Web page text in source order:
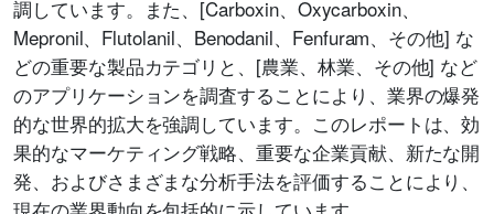
調しています。また、[Carboxin、Oxycarboxin、
Mepronil、Flutolanil、Benodanil、Fenfuram、その他] な
どの重要な製品カテゴリと、[農業、林業、その他] など
のアプリケーションを調査することにより、業界の爆発
的な世界的拡大を強調しています。このレポートは、効
果的なマーケティング戦略、重要な企業貢献、新たな開
発、およびさまざまな分析手法を評価することにより、